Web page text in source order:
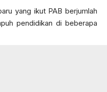
yang ikut PAB berjumlah
pendidikan di beberapa